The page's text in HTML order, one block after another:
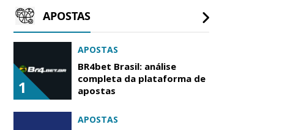
APOSTAS
1
APOSTAS
BR4bet Brasil: análise
completa da plataforma de
apostas
APOSTAS